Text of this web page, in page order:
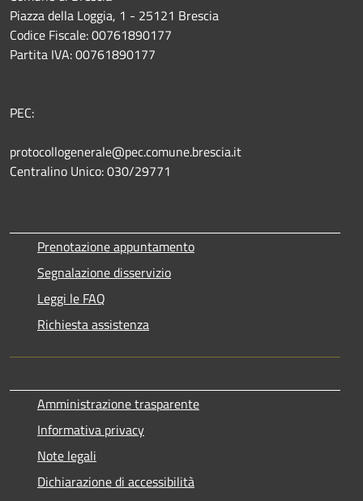
Piazza della Loggia, 1 - 25121 Brescia
Codice Fiscale: 00761890177
Partita IVA: 00761890177
PEC:
protocollogenerale@pec.comune.brescia.it
Centralino Unico: 030/29771
Prenotazione appuntamento
Segnalazione disservizio
Leggi le FAQ
Richiesta assistenza
Amministrazione trasparente
Informativa privacy
Note legali
Dichiarazione di accessibilità